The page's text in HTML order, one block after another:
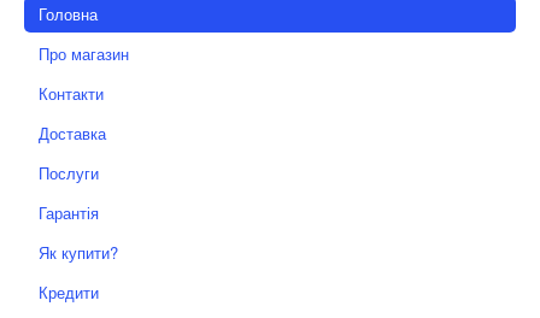
Головна
Про магазин
Контакти
Доставка
Послуги
Гарантія
Як купити?
Кредити